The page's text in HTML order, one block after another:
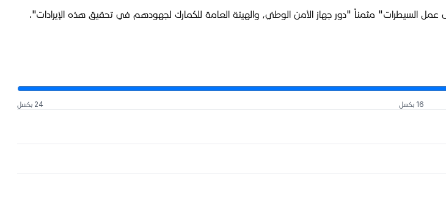
السيطرات" مثمناً "دور جهاز الأمن الوطني، والهيئة العامة للكمارك لجهودهم في تحقيق هذه الإيرادات".
16 بكسل 24 بكسل